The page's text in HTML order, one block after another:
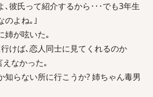
､彼氏って紹介するから･･･でも3年生
のよね｡｣
姉が呟いた｡
けば､恋人同士に見てくれるのか
えなかった｡
知らない所に行こうか? 姉ちゃん毒男